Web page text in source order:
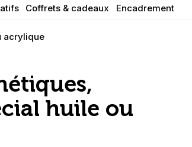
Coffrets & cadeaux Encadrement
acrylique
huile ou